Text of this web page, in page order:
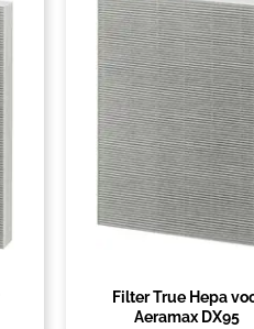
Filter True Hepa
Aeramax DX95